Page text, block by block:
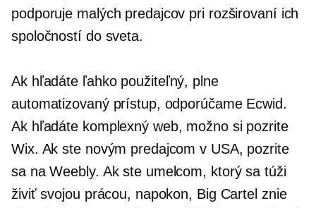
podporuje malých predajcov pri rozširovaní ich
spoločností do sveta.
Ak hľadáte ľahko použiteľný, plne
automatizovaný prístup, odporúčame Ecwid.
Ak hľadáte komplexný web, možno si pozrite
Wix. Ak ste novým predajcom v USA, pozrite
sa na Weebly. Ak ste umelcom, ktorý sa túži
živiť svojou prácou, napokon, Big Cartel znie